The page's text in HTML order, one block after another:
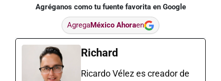
Agréganos como tu fuente favorita en Google
AgregaMéxico Ahoraen
Richard
Ricardo Vélez es creador de